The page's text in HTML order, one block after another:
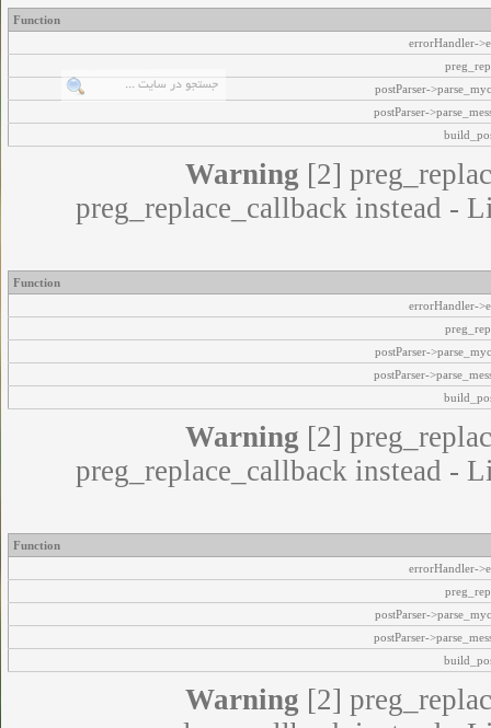
Function
errorHandler-
postParser-
postParser-
Warning [2]
preg_replace_callback instead -
Function
errorHandler-
postParser-
postParser-
Warning [2]
preg_replace_callback instead -
Function
errorHandler-
postParser-
postParser-
Warning [2]